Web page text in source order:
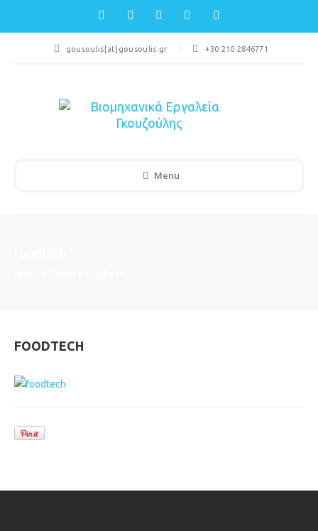
gousoulis[at]gousoulis.gr +30 210 2846771
Menu
FOODTECH